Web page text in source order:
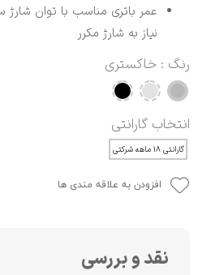
عمر باتری مناسب با توان
نیاز به شارژ مکرر
رنگ : خاکستری
انتخاب گارانتی
گارانتی ۱۸ ماهه شرکتی
افزودن به علاقه مندی ها
نقد و بررسی